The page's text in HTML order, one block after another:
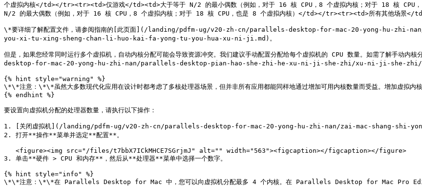
个虚拟内核</td></tr><tr><td>仅游戏</td><td>大于等于 N/2 的最小偶数（例如，对于 16 核 CPU，8 个虚拟内核；对于 18 核
N/2 的最大偶数（例如，对于 16 核 CPU，8 个虚拟内核；对于 18 核 CPU，也是 8 个虚拟内核）</td></tr><tr><td>所有其他场
\*要详细了解配置文件，请参阅指南的[此页面](/landing/pdfm-ug/v20-zh-cn/parallels-desktop-for-mac-20-yong-hu-zhi-
you-xi-tu-xing-sheng-chan-li-huo-kai-fa-yong-tu-you-hua-xu-ni-ji.md)。
但是，如果您经常同时运行多个虚拟机，自动内核分配可能会导致资源冲突。我们建议手动配置分配给每个虚拟机的 CPU 数量。如需了
desktop-for-mac-20-yong-hu-zhi-nan/parallels-desktop-pian-hao-she-zhi-he-xu-ni-ji-she-zhi/xu-ni-ji-she-zhi/
{% hint style="warning" %}
\*\*注意：\*\*虽然大多数现代化应用在设计时都考虑了多核处理器场景，但并非所有应用都能同样地通过增加可用内核数量而受益。增加虚拟内核
{% endhint %}
要设置向虚拟机分配的处理器数量，请执行以下操作：
1. [关闭虚拟机](/landing/pdfm-ug/v20-zh-cn/parallels-desktop-for-mac-20-yong-hu-zhi-nan/zai-mac-shang-shi-
2. 打开**操作**菜单并选定**配置**。
3. 单击**硬件 > CPU 和内存**，然后从**处理器**菜单中选择一个数字。
{% hint style="info" %}
\*\*注意：\*\*在 Parallels Desktop for Mac 中，您可以向虚拟机分配最多 4 个内核。在 Parallels Desktop for Mac Pro